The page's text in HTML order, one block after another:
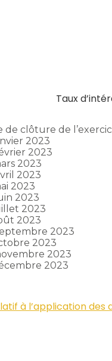
Taux
de clôture de
2023
2023
2023
2023
2023
2023
2023
2023
2023
2023
2023
2023
à l’application